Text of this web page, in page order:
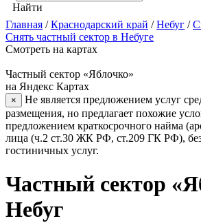
Найти
Главная /Краснодарский край /Небуг /
Снять частный сектор в Небуге
Смотреть на картах
Частный сектор «Яблочко»
на Яндекс Картах
×
Не является предложением услуг
размещения, но предлагает похожие
предложением краткосрочного найма
лица (ч.2 ст.30 ЖК РФ, ст.209 ГК РФ),
гостиничных услуг.
Частный сектор
Небуг